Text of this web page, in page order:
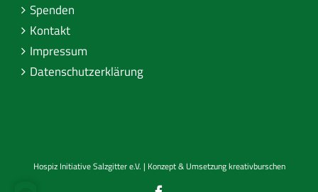
Spenden
Kontakt
Impressum
Datenschutzerklärung
Hospiz Initiative Salzgitter e.V. | Konzept & Umsetzungkreativburschen